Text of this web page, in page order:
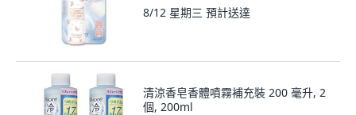
8/12 星期三 預計送達
清涼香皂香體噴霧補充裝 200 毫升, 2
個, 200ml